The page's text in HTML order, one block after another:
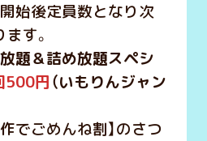
始後定員数となり次
す。
題＆詰め放題スペシ
500円（いもりんジャン
でごめんね割】のさつ